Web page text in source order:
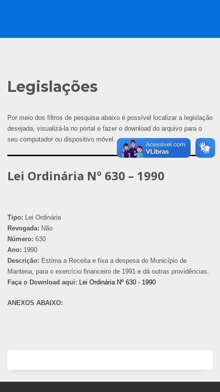
Legislações
Por meio dos filtros de pesquisa abaixo é possível localizar a legislação
desejada, visualizá-la no portal e fazer o download do arquivo para o
seu computador ou dispositivo móvel.
Lei Ordinária Nº 630 – 1990
Tipo: Lei Ordinária
Revogada: Não
Número: 630
Ano: 1990
Descrição: Estima a Receita e fixa a despesa do Município de
Mantena, para o exercício financeiro de 1991 e dá outras providências.
Faça o Download aqui: Lei Ordinária Nº 630 - 1990
ANEXOS ABAIXO: